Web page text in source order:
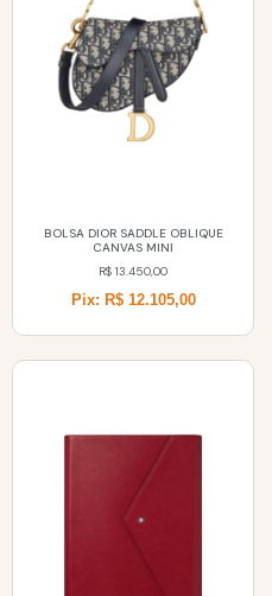
BOLSA DIOR SADDLE OBLIQUE
CANVAS MINI
R$ 13.450,00
Pix: R$ 12.105,00